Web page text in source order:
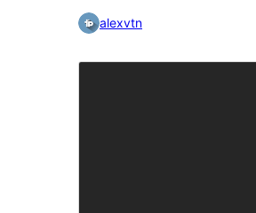
alexvtn